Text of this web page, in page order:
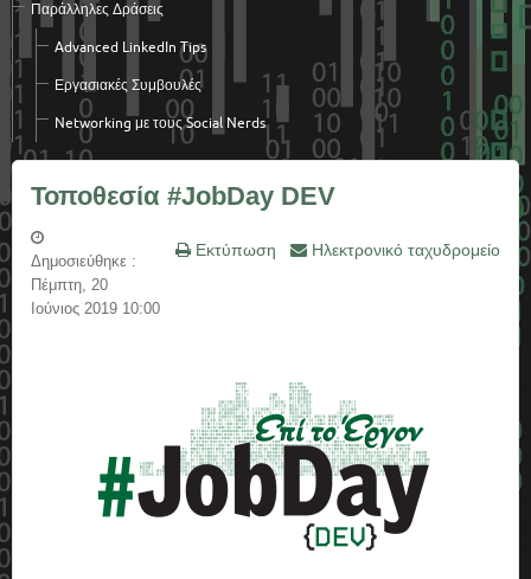
Παράλληλες Δράσεις
Advanced LinkedΙn Tips
Εργασιακές Συμβουλές
Networking με τους Social Nerds
Τοποθεσία #JobDay DEV
Εκτύπωση Ηλεκτρονικό ταχυδρομείο
Δημοσιεύθηκε :
Πέμπτη, 20
Ιούνιος 2019 10:00